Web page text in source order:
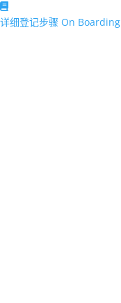
详细登记步骤 On Boarding